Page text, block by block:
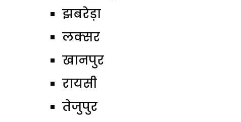
झबरेड़ा
लक्सर
खानपुर
रायसी
तेजुपुर